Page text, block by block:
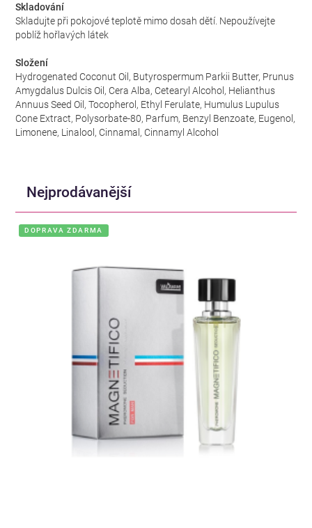
Skladování
Skladujte při pokojové teplotě mimo dosah dětí. Nepoužívejte
poblíž hořlavých látek
Složení
Hydrogenated Coconut Oil, Butyrospermum Parkii Butter, Prunus
Amygdalus Dulcis Oil, Cera Alba, Cetearyl Alcohol, Helianthus
Annuus Seed Oil, Tocopherol, Ethyl Ferulate, Humulus Lupulus
Cone Extract, Polysorbate-80, Parfum, Benzyl Benzoate, Eugenol,
Limonene, Linalool, Cinnamal, Cinnamyl Alcohol
Nejprodávanější
DOPRAVA ZDARMA